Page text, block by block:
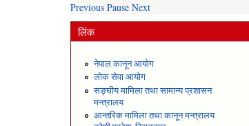
Previous Pause Next
लिंक
नेपाल कानून आयोग
लोक सेवा आयोग
सङ्घीय मामिला तथा सामान्य प्रशासन
मन्त्रालय
आन्तरिक मामिला तथा कानून मन्त्रालय